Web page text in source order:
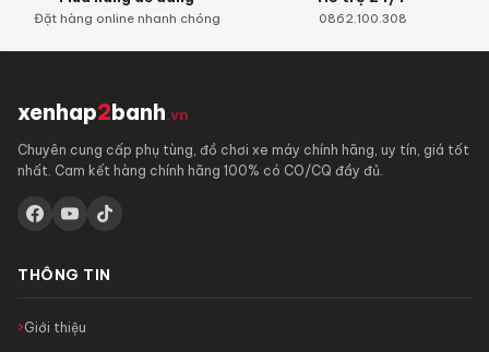
Đặt hàng online nhanh chóng 0862.100.308
xenhap2banh.vn
Chuyên cung cấp phụ tùng, đồ chơi xe máy chính hãng, uy tín, giá tốt
nhất. Cam kết hàng chính hãng 100% có CO/CQ đầy đủ.
THÔNG TIN
Giới thiệu